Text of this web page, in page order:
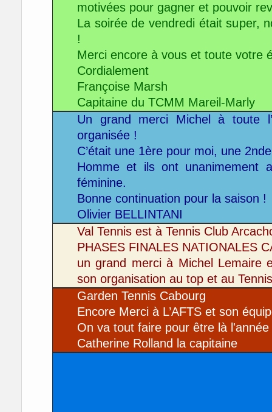
motivées pour gagner et pouvoir
La soirée de vendredi était super,
!
Merci encore à vous et toute votre
Cordialement
Françoise Marsh
Capitaine du TCMM Mareil-Marly
Un grand merci Michel à toute
organisée !
C’était une 1ère pour moi, une
Homme et ils ont unanimement
féminine.
Bonne continuation pour la saison !
Olivier BELLINTANI
Val Tennis est à Tennis Club
PHASES FINALES NATIONALES
un grand merci à Michel Lemaire
son organisation au top et au
Garden Tennis Cabourg
Encore Merci à L’AFTS et son
On va tout faire pour être là
Catherine Rolland la capitaine